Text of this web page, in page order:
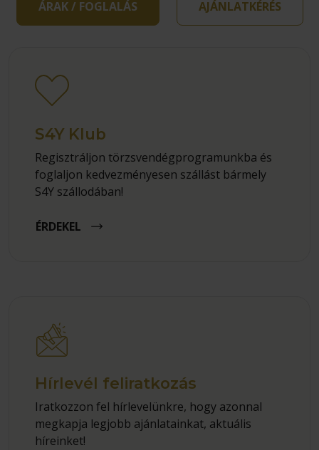
ÁRAK / FOGLALÁS AJÁNLATKÉRÉS
S4Y Klub
Regisztráljon törzsvendégprogramunkba és
foglaljon kedvezményesen szállást bármely
S4Y szállodában!
ÉRDEKEL
Hírlevél feliratkozás
Iratkozzon fel hírlevelünkre, hogy azonnal
megkapja legjobb ajánlatainkat, aktuális
híreinket!